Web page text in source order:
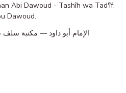
Abi Dawoud - Tashîh wa Tad'îf:
Dawoud.
الإمام أبو داود — مكتبة